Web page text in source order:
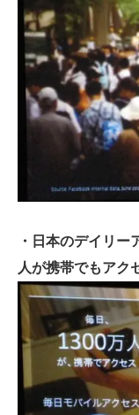
・日本のデイリ
人が携帯でもアク